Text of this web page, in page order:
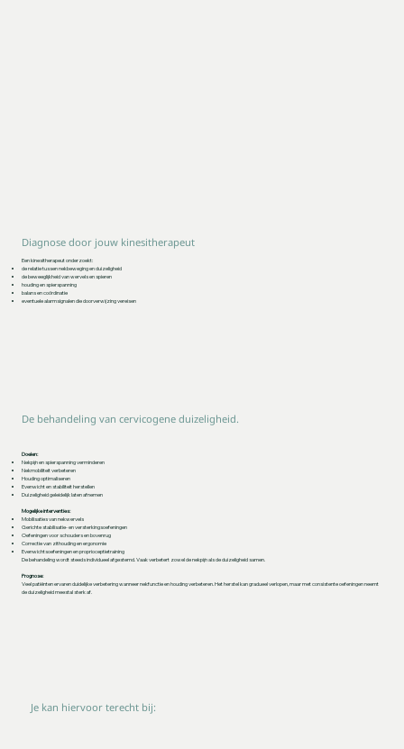
Diagnose door jouw kinesitherapeut
Een kinesitherapeut onderzoekt:
de relatie tussen nekbeweging en duizeligheid
de beweeglijkheid van wervels en spieren
houding en spierspanning
balans en coördinatie
eventuele alarmsignalen die doorverwijzing vereisen
De behandeling van cervicogene duizeligheid.
Doelen:
Nekpijn en spierspanning verminderen
Nekmobiliteit verbeteren
Houding optimaliseren
Evenwicht en stabiliteit herstellen
Duizeligheid geleidelijk laten afnemen
Mogelijke interventies:
Mobilisaties van nekwervels
Gerichte stabilisatie- en versterkingsoefeningen
Oefeningen voor schouders en bovenrug
Correctie van zithouding en ergonomie
Evenwichtsoefeningen en proprioceptietraining
De behandeling wordt steeds individueel afgestemd. Vaak verbetert zowel de nekpijn als de duizeligheid samen.
Prognose:
Veel patiënten ervaren duidelijke verbetering wanneer nekfunctie en houding verbeteren. Het herstel kan gradueel verlopen, maar met consistente oefeningen neemt
de duizeligheid meestal sterk af.
Je kan hiervoor terecht bij: